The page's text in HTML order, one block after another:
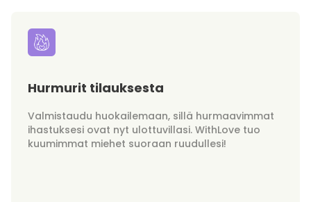
Hurmurit tilauksesta
Valmistaudu huokailemaan, sillä hurmaavimmat
ihastuksesi ovat nyt ulottuvillasi. WithLove tuo
kuumimmat miehet suoraan ruudullesi!